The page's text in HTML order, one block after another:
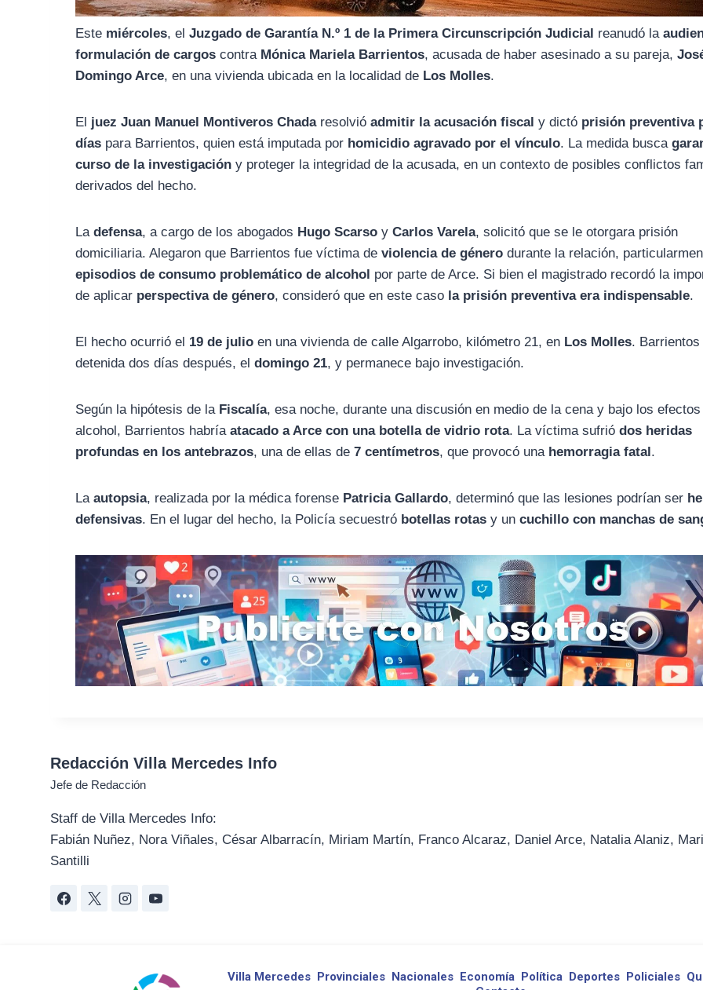
Este miércoles, elJuzgado de Garantía N.º 1 de la Primera Circunscripción Judicial reanudó la
formulación de cargos contra Mónica Mariela Barrientos, acusada de haber asesinado a su pareja,
Domingo Arce, en una vivienda ubicada en la localidad de Los Molles.
El juez Juan Manuel Montiveros Chadaresolvióadmitir la acusación fiscal y dictó prisión preventiva
días para Barrientos, quien está imputada por homicidio agravado por el vínculo. La medida busca
curso de la investigación y proteger la integridad de la acusada, en un contexto de posibles conflictos
derivados del hecho.
Ladefensa, a cargo de los abogados Hugo Scarso yCarlos Varela, solicitó que se le otorgara prisión
domiciliaria. Alegaron que Barrientos fue víctima deviolencia de género durante la relación,
episodios de consumo problemático de alcohol por parte de Arce. Si bien el magistrado recordó la
de aplicar perspectiva de género, consideró que en este caso la prisión preventiva era indispensable.
El hecho ocurrió el 19 de julio en una vivienda de calle Algarrobo, kilómetro 21, en Los Molles. Barrientos
detenida dos días después, eldomingo 21, y permanece bajo investigación.
Según la hipótesis de la Fiscalía, esa noche, durante una discusión en medio de la cena y bajo los
alcohol, Barrientos habríaatacado a Arce con una botella de vidrio rota. La víctima sufriódos heridas
profundas en los antebrazos, una de ellas de7 centímetros, que provocó una hemorragia fatal.
Laautopsia, realizada por la médica forense Patricia Gallardo, determinó que las lesiones podrían ser
defensivas. En el lugar del hecho, la Policía secuestró botellas rotas y uncuchillo con manchas de
Redacción Villa Mercedes Info
Jefe de Redacción
Staff de Villa Mercedes Info:
Fabián Nuñez, Nora Viñales, César Albarracín, Miriam Martín, Franco Alcaraz, Daniel Arce, Natalia Alaniz,
Santilli
Villa Mercedes Provinciales Nacionales Economía Política Deportes Policiales